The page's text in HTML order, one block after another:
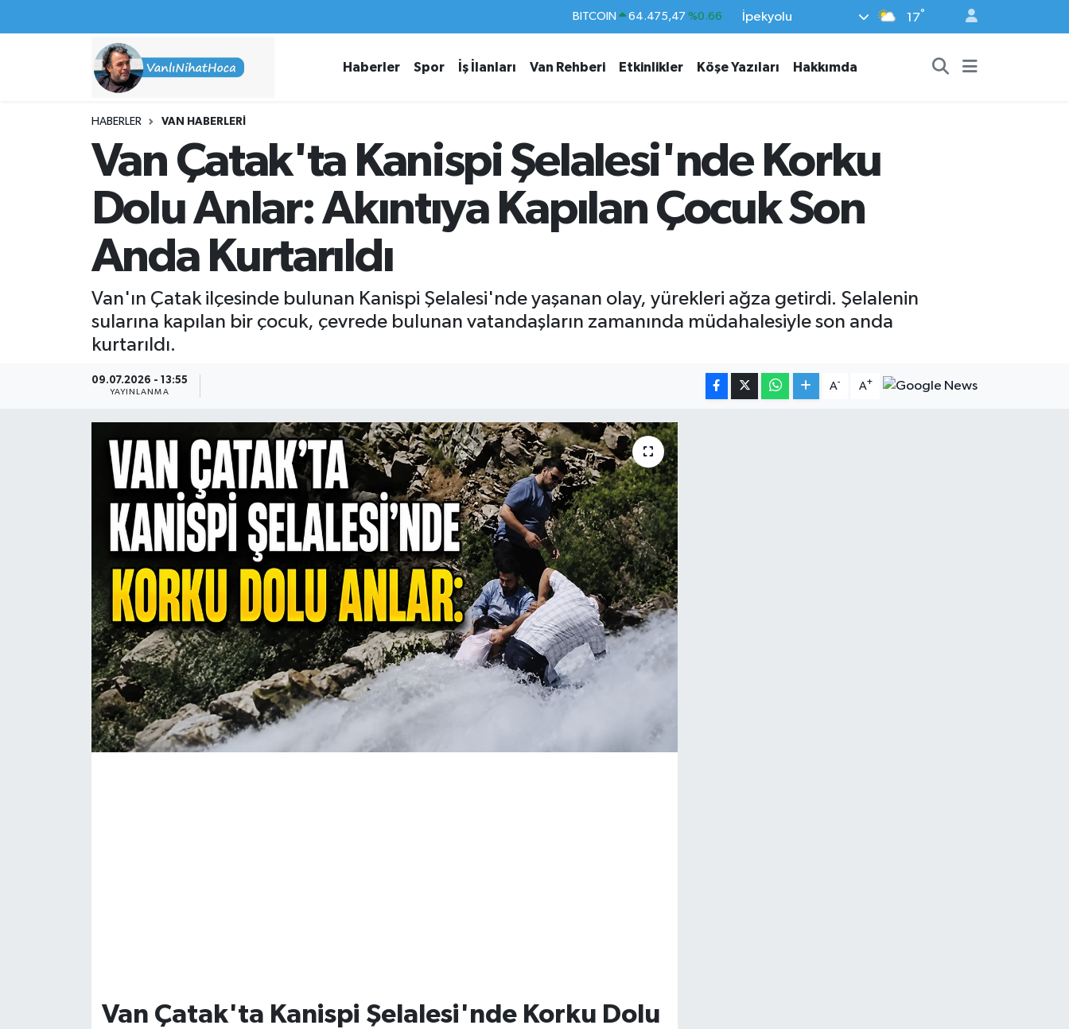
DOLAR 47,5971 %0.05
STERLİN 64,2534 %0.22
BITCOIN 64.475,47 %0.66
İpekyolu 17°
Haberler Spor İş İlanları Van Rehberi Etkinlikler Köşe Yazıları Hakkımda
HABERLER VAN HABERLERI
Van Çatak'ta Kanispi Şelalesi'nde Korku
Dolu Anlar: Akıntıya Kapılan Çocuk Son
Anda Kurtarıldı
Van'ın Çatak ilçesinde bulunan Kanispi Şelalesi'nde yaşanan olay, yürekleri ağza getirdi. Şelalenin
sularına kapılan bir çocuk, çevrede bulunan vatandaşların zamanında müdahalesiyle son anda
kurtarıldı.
09.07.2026 - 13:55
YAYINLANMA
A- A+
Van Çatak'ta Kanispi Şelalesi'nde Korku Dolu
Haberler
İş İlanları
Etkinlikler
Köşe Yazıları
Hakkımda
İpekyolu Nöbetçi Eczaneler
İpekyolu Trafik Yoğunluk Haritası
Süper Lig Puan Durumu ve Fikstür
Tüm Manşetler
Son Dakika Haberleri
Haber Arşivi